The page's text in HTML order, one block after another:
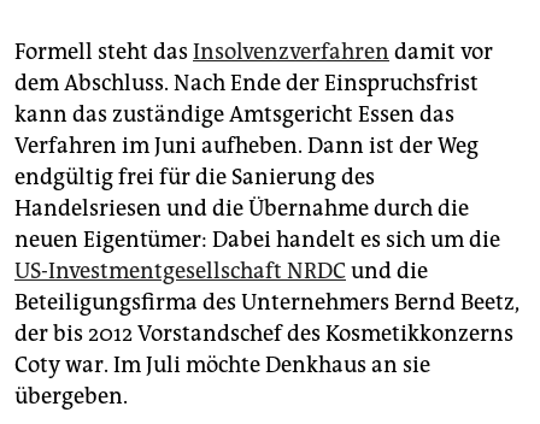
epaper login
Formell steht das Insolvenzverfahren damit vor
dem Abschluss. Nach Ende der Einspruchsfrist
kann das zuständige Amtsgericht Essen das
Verfahren im Juni aufheben. Dann ist der Weg
endgültig frei für die Sanierung des
Handelsriesen und die Übernahme durch die
neuen Eigentümer: Dabei handelt es sich um die
US-Investmentgesellschaft NRDCund die
Beteiligungsfirma des Unternehmers Bernd Beetz,
der bis 2012 Vorstandschef des Kosmetikkonzerns
Coty war. Im Juli möchte Denkhaus an sie
übergeben.